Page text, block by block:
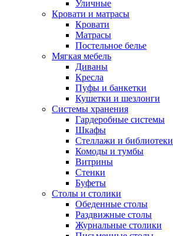
Уличные
Кровати и матрасы
Кровати
Матрасы
Постельное белье
Мягкая мебель
Диваны
Кресла
Пуфы и банкетки
Кушетки и шезлонги
Системы хранения
Гардеробные системы
Шкафы
Стеллажи и библиотеки
Комоды и тумбы
Витрины
Стенки
Буфеты
Столы и столики
Обеденные столы
Раздвижные столы
Журнальные столики